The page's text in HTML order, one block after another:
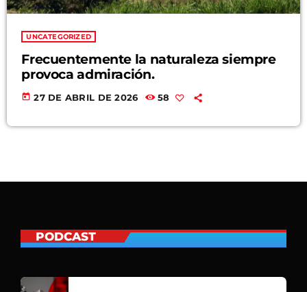
UNCATEGORIZED
Frecuentemente la naturaleza siempre
provoca admiración.
today 27 DE ABRIL DE 2026 58
PODCAST